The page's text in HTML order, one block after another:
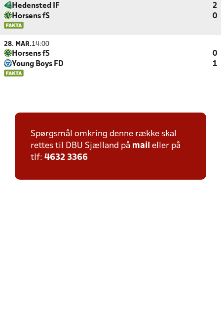
Hedensted IF
2
Horsens fS
0
28. MAR.14:00
Horsens fS
0
Young Boys FD
1
Spørgsmål omkring denne række skal
rettes til DBU Sjælland på mail eller på
tlf: 4632 3366